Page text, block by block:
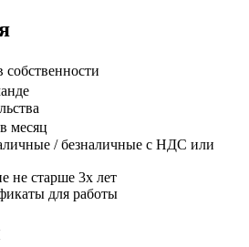
месяц
/ безналичные с НДС или
не старше 3х лет
для работы